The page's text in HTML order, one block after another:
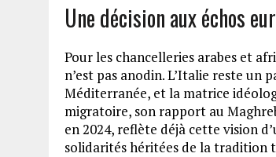
Une décision aux échos
Pour les chancelleries arabes et
n’est pas anodin. L’Italie reste
Méditerranée, et la matrice
migratoire, son rapport au
en 2024, reflète déjà cette vision
solidarités héritées de la tradition